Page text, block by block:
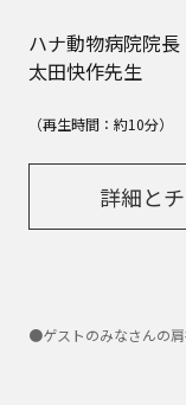
ハナ動物病院院長
太田快作先生
（再生時間：約10分）
詳細と
●ゲストのみなさんの肩